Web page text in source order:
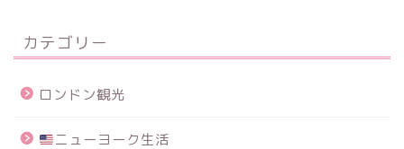
カテゴリー
ロンドン観光
ニューヨーク生活